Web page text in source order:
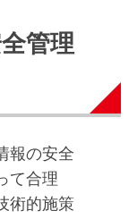
管理
報の安全
て合理
術的施策